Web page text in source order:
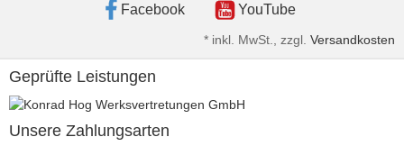
Facebook YouTube
* inkl. MwSt., zzgl. Versandkosten
Geprüfte Leistungen
Unsere Zahlungsarten